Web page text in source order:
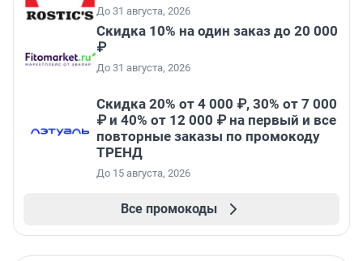
До 31 августа, 2026
Скидка 10% на один заказ до 20 000
₽
До 31 августа, 2026
Скидка 20% от 4 000 ₽, 30% от 7 000
₽ и 40% от 12 000 ₽ на первый и все
повторные заказы по промокоду
ТРЕНД
До 15 августа, 2026
Все промокоды